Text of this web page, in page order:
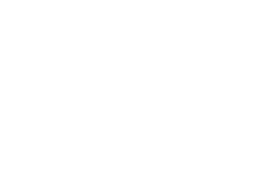
Los siguientes diez minutos
primer cuarto. Los visitantes
Unicaja que seguía bailando
para sacar la apisonadora
Quedaba mucho tiempo,
pensaban en una hipotética
descanso ganando por 24